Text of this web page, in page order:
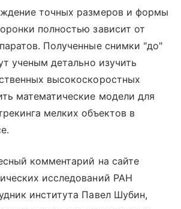
точных размеров и формы
полностью зависит от
Полученные снимки "до"
ученым детально изучить
высокоскоростных
математические модели для
мелких объектов в
комментарий на сайте
исследований РАН
института Павел Шубин,